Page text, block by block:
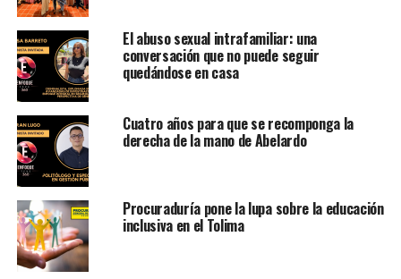
El abuso sexual intrafamiliar: una
conversación que no puede seguir
quedándose en casa
Cuatro años para que se recomponga la
derecha de la mano de Abelardo
Procuraduría pone la lupa sobre la educación
inclusiva en el Tolima